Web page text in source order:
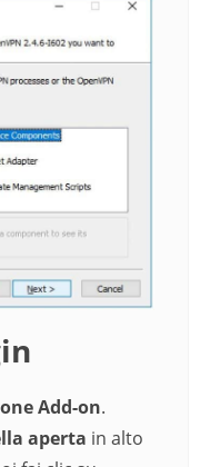
Add-on.
aperta in alto